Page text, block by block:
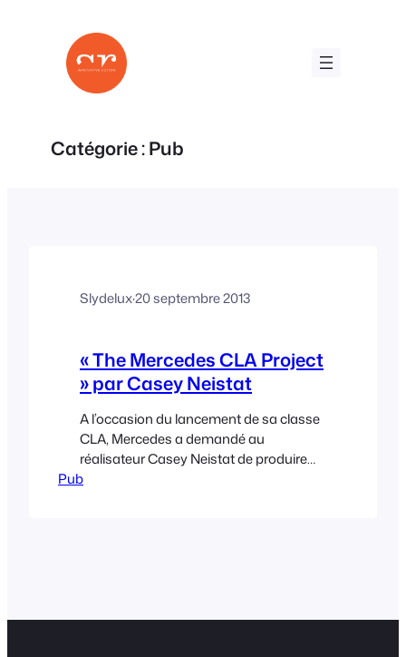
Catégorie :Pub
Slydelux·20 septembre 2013
« The Mercedes CLA Project
» par Casey Neistat
A l’occasion du lancement de sa classe
CLA, Mercedes a demandé au
réalisateur Casey Neistat de produire
son prochain spot TV à destination des
Pub